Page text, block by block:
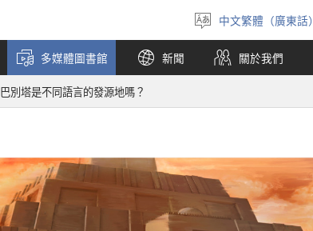
選
擇
語
言
中文繁體（廣東話）
多媒體圖書館 新聞 關於我們
巴別塔是不同語言的發源地嗎？